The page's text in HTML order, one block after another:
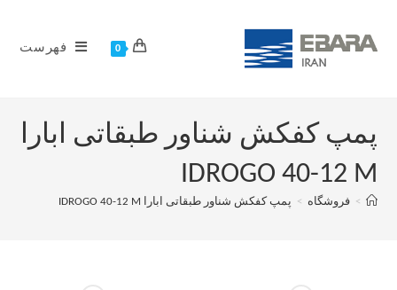
0 فهرست
پمپ کفکش شناور طبقاتی ابارا
IDROGO 40-12 M
> فروشگاه > پمپ کفکش شناور طبقاتی ابارا IDROGO 40-12 M